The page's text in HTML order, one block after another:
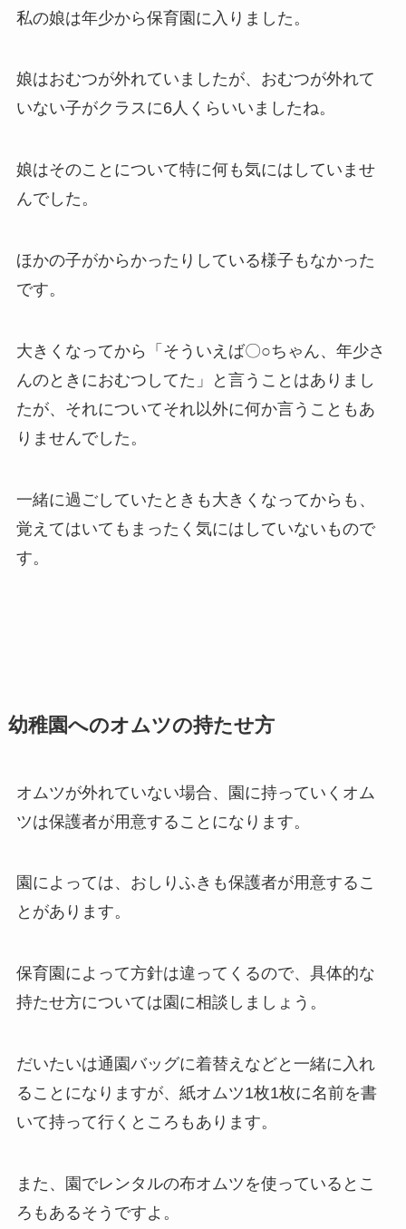
私の娘は年少から保育園に入りました。
娘はおむつが外れていましたが、おむつが外れて
いない子がクラスに6人くらいいましたね。
娘はそのことについて特に何も気にはしていませ
んでした。
ほかの子がからかったりしている様子もなかった
です。
大きくなってから「そういえば〇○ちゃん、年少さ
んのときにおむつしてた」と言うことはありまし
たが、それについてそれ以外に何か言うこともあ
りませんでした。
一緒に過ごしていたときも大きくなってからも、
覚えてはいてもまったく気にはしていないもので
す。
幼稚園へのオムツの持たせ方
オムツが外れていない場合、園に持っていくオム
ツは保護者が用意することになります。
園によっては、おしりふきも保護者が用意するこ
とがあります。
保育園によって方針は違ってくるので、具体的な
持たせ方については園に相談しましょう。
だいたいは通園バッグに着替えなどと一緒に入れ
ることになりますが、紙オムツ1枚1枚に名前を書
いて持って行くところもあります。
また、園でレンタルの布オムツを使っているとこ
ろもあるそうですよ。